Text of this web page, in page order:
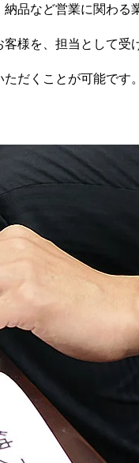
品など営業に関わる
様を、担当として受
だくことが可能です